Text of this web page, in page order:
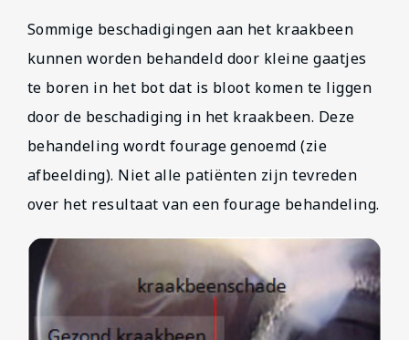
Sommige beschadigingen aan het kraakbeen
kunnen worden behandeld door kleine gaatjes
te boren in het bot dat is bloot komen te liggen
door de beschadiging in het kraakbeen. Deze
behandeling wordt fourage genoemd (zie
afbeelding). Niet alle patiënten zijn tevreden
over het resultaat van een fourage behandeling.